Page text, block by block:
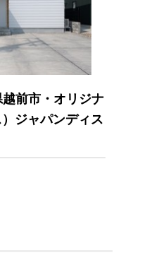
前市・オリジナ
ジャパンディス